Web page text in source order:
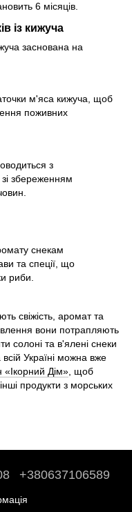
6 місяців.
із кижуча
заснована на
м'яса кижуча, щоб
поживних
з
збереженням
снекам
та спеції, що
риби.
свіжість, аромат та
вони потрапляють
солоні та в'ялені снеки
Україні можна вже
Дім» , щоб
продукти з морських
+380637106589